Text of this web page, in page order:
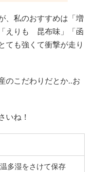
、私のおすすめは「増
えりも 昆布味」「函
も強くて衝撃が走り
のこだわりだとか‥お
いね！
多湿をさけて保存